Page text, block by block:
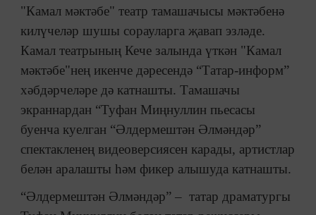
"Камал мәктәбе" театр тамашачысы мәктәбенә
килүчеләр шушы сорауларга җавап эзләде.
Камал театрының Кече залында үткән "Камал
мәктәбе"нең икенче дәресендә “Татар-информ”
хәбдәрчеләре дә катнашты. Тамашачы
экраннардан “Туфан Миңнуллин пьесасы
буенча куелган “Әлдермештән Әлмәндәр”
спектакленең видеоверсиясен карады, артистлар
белән аралашты һәм фикер алышуда катнашты.
“Әлдермештән Әлмәндәр” – татар драматургы